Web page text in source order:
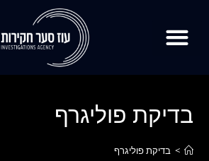
בדיקת פוליגרף
> בדיקת פוליגרף